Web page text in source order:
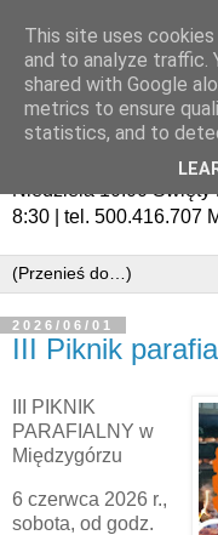
Niedziela 10:00 Święty
8:30 | tel. 500.416.707
2026/06/01
III Piknik
III PIKNIK
PARAFIALNY w
Międzygórzu
6 czerwca 2026 r.,
sobota, od godz.
This site uses
and to analyze traffic.
shared with Google
metrics to ensure
statistics, and to